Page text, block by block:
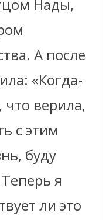
Нады,
А после
«Когда-
что верила,
с этим
буду
я
ли это